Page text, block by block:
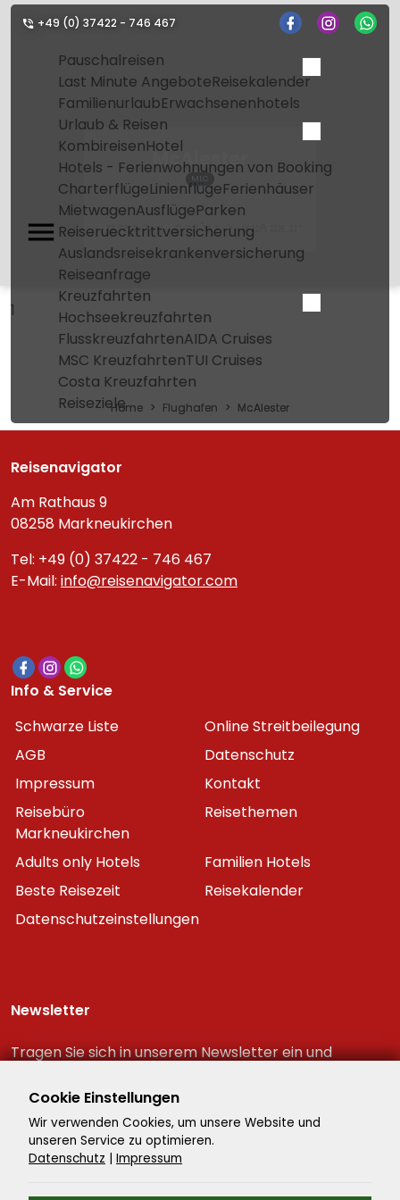
+49 (0) 37422 - 746 467
Pauschalreisen
Last Minute AngeboteReisekalender
FamilienurlaubErwachsenenhotels
Urlaub & Reisen
KombireisenHotel
Hotels - Ferienwohnungen von Booking
CharterflügeLinienflügeFerienhäuser
MietwagenAusflügeParken
Reiseruecktrittversicherung
Auslandsreisekrankenversicherung
Reiseanfrage
Kreuzfahrten
Hochseekreuzfahrten
FlusskreuzfahrtenAIDA Cruises
MSC KreuzfahrtenTUI Cruises
Costa Kreuzfahrten
Reiseziele
McAlester
MLC
Home Flughafen McAlester
1
Home Flughafen McAlester
Reisenavigator
Am Rathaus 9
08258 Markneukirchen
Tel: +49 (0) 37422 - 746 467
E-Mail: info@reisenavigator.com
Info & Service
Schwarze Liste
Online Streitbeilegung
AGB
Datenschutz
Impressum
Kontakt
Reisebüro
Markneukirchen
Reisethemen
Adults only Hotels
Familien Hotels
Beste Reisezeit
Reisekalender
Datenschutzeinstellungen
Newsletter
Tragen Sie sich in unserem Newsletter ein und
Reiseschnäppchen!
Cookie Einstellungen
Wir verwenden Cookies, um unsere Website und
unseren Service zu optimieren.
Datenschutz | Impressum